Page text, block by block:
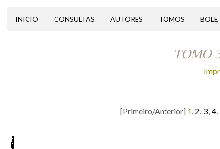
INICIO CONSULTAS AUTORES TOMOS
TOMO
[Primeiro/Anterior] 1, 2, 3, 4,